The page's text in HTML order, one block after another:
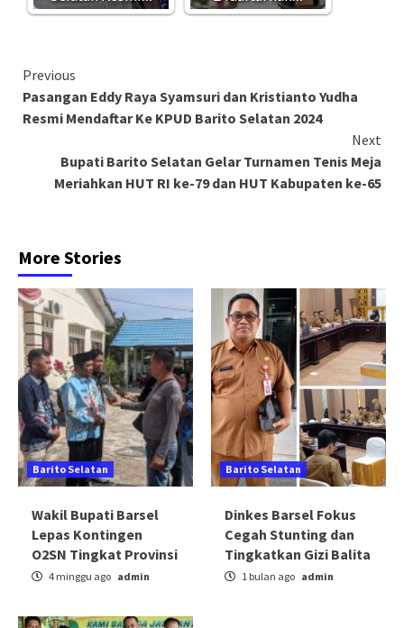
Continue
Reading
Previous
Pasangan Eddy Raya Syamsuri dan Kristianto Yudha
Resmi Mendaftar Ke KPUD Barito Selatan 2024
Next
Bupati Barito Selatan Gelar Turnamen Tenis Meja
Meriahkan HUT RI ke-79 dan HUT Kabupaten ke-65
More Stories
Barito Selatan
Wakil Bupati Barsel
Lepas Kontingen
O2SN Tingkat Provinsi
4 minggu ago admin
Barito Selatan
Dinkes Barsel Fokus
Cegah Stunting dan
Tingkatkan Gizi Balita
1 bulan ago admin